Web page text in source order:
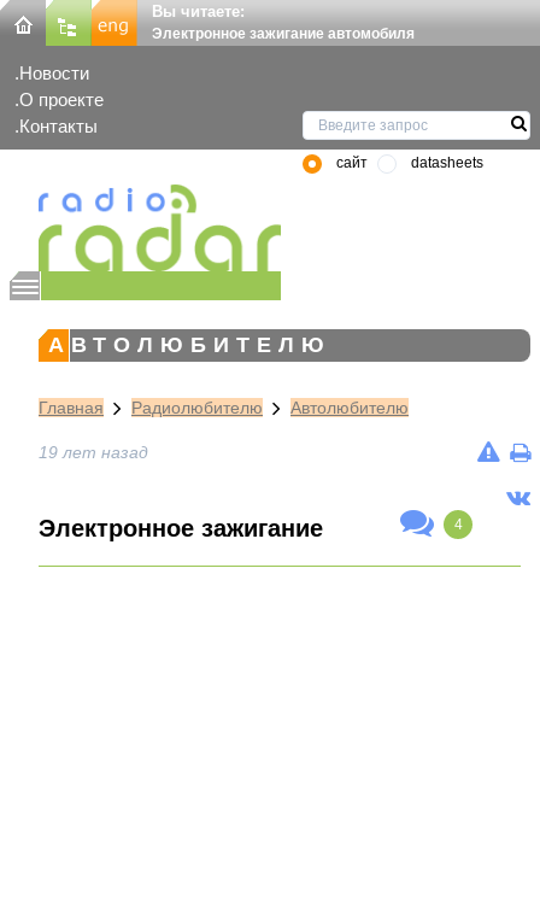
Вы читаете:
Электронное зажигание автомобиля
Новости
О проекте
Контакты
сайт datasheets
АВТОЛЮБИТЕЛЮ
Главная Радиолюбителю Автолюбителю
19 лет назад
Электронное зажигание 4